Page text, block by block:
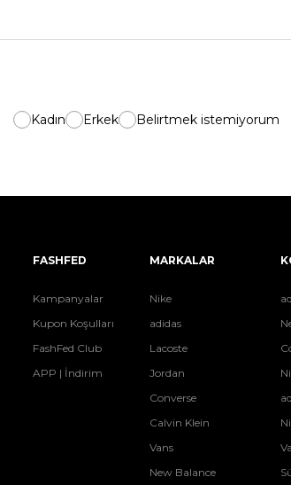
Kadın Erkek Belirtmek istemiyorum
FASHFED
Kampanyalar
Kupon Koşulları
FashFed Club
APP | İndirim
MARKALAR
Nike
adidas
Lacoste
Jordan
Converse
Calvin Klein
Vans
New Balance